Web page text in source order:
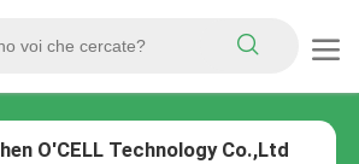
O'CELL Technology Co.,Ltd